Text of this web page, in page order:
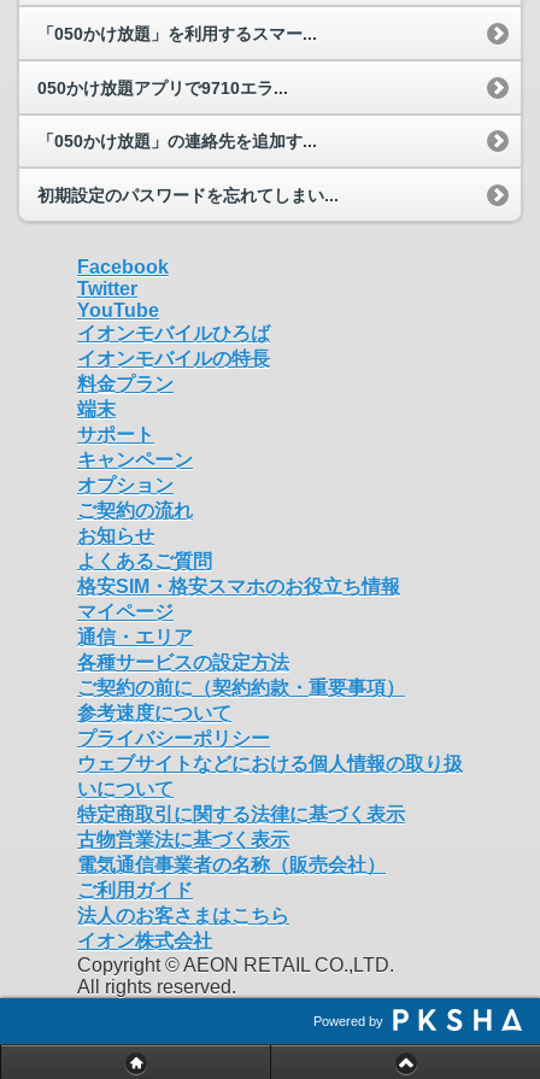
「050かけ放題」を利用するスマー...
050かけ放題アプリで9710エラ...
「050かけ放題」の連絡先を追加す...
初期設定のパスワードを忘れてしまい...
Facebook
Twitter
YouTube
イオンモバイルひろば
イオンモバイルの特長
料金プラン
端末
サポート
キャンペーン
オプション
ご契約の流れ
お知らせ
よくあるご質問
格安SIM・格安スマホのお役立ち情報
マイページ
通信・エリア
各種サービスの設定方法
ご契約の前に（契約約款・重要事項）
参考速度について
プライバシーポリシー
ウェブサイトなどにおける個人情報の取り扱
いについて
特定商取引に関する法律に基づく表示
古物営業法に基づく表示
電気通信事業者の名称（販売会社）
ご利用ガイド
法人のお客さまはこちら
イオン株式会社
Copyright © AEON RETAIL CO.,LTD.
All rights reserved.
Powered by